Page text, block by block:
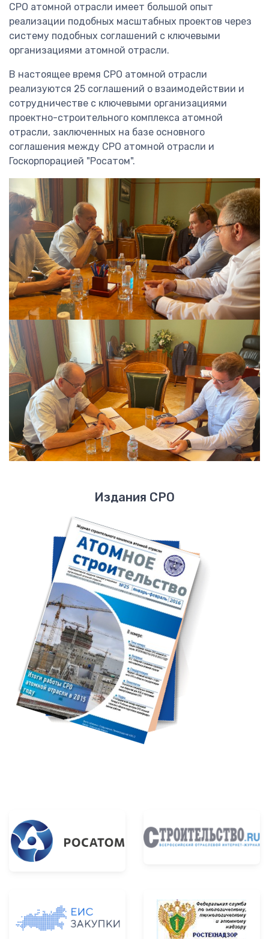
СРО атомной отрасли имеет большой опыт
реализации подобных масштабных проектов через
систему подобных соглашений с ключевыми
организациями атомной отрасли.
В настоящее время СРО атомной отрасли
реализуются 25 соглашений о взаимодействии и
сотрудничестве с ключевыми организациями
проектно-строительного комплекса атомной
отрасли, заключенных на базе основного
соглашения между СРО атомной отрасли и
Госкорпорацией "Росатом".
Издания СРО